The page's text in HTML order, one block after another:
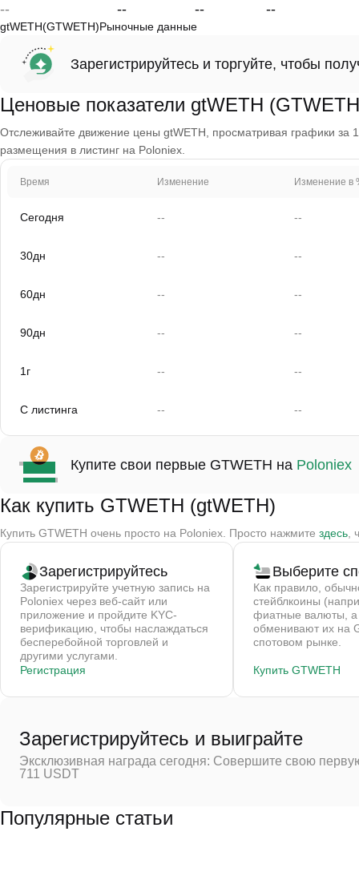
-- -- -- --
gtWETH(GTWETH)Рыночные данные
Зарегистрируйтесь и торгуйте, чтобы
Ценовые показатели gtWETH
Отслеживайте движение цены gtWETH, просматривая графики
размещения в листинг на Poloniex.
Время Изменение Изменение в
Сегодня -- --
30дн -- --
60дн -- --
90дн -- --
1г -- --
С листинга -- --
Купите свои первые GTWETH на Poloniex
Как купить GTWETH (gtWETH)
Купить GTWETH очень просто на Poloniex. Просто нажмите здесь
Зарегистрируйтесь
Зарегистрируйте учетную запись на
Poloniex через веб-сайт или
приложение и пройдите KYC-
верификацию, чтобы наслаждаться
бесперебойной торговлей и
другими услугами.
Регистрация
Выберите
Как правило,
стейблкоины
фиатные валюты, а
обменивают их на
спотовом рынке.
Купить GTWETH
Зарегистрируйтесь и выиграйте
Эксклюзивная награда сегодня: Совершите свою
711 USDT
Популярные статьи